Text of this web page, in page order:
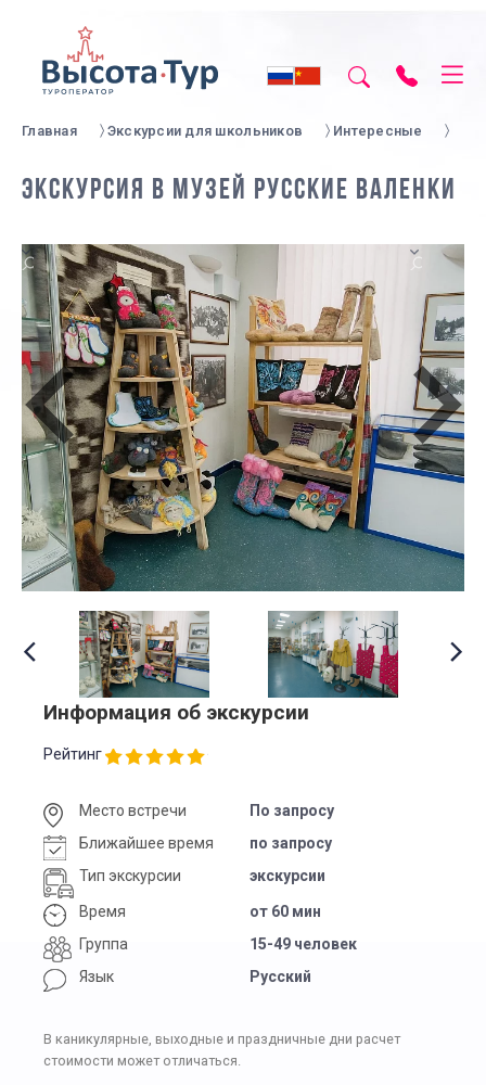
Главная Экскурсии для школьников Интересные
ЭКСКУРСИЯ В МУЗЕЙ РУССКИЕ ВАЛЕНКИ
Информация об экскурсии
Рейтинг
Место встречи
По запросу
Ближайшее время
по запросу
Тип экскурсии
экскурсии
Время
от 60 мин
Группа
15-49 человек
Язык
Русский
В каникулярные, выходные и праздничные дни расчет
стоимости может отличаться.